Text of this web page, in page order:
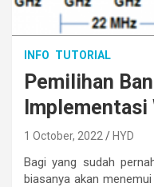
INFO TUTORIAL
Pemilihan
1 October, 2022 HYD
Bagi yang sudah
biasanya akan